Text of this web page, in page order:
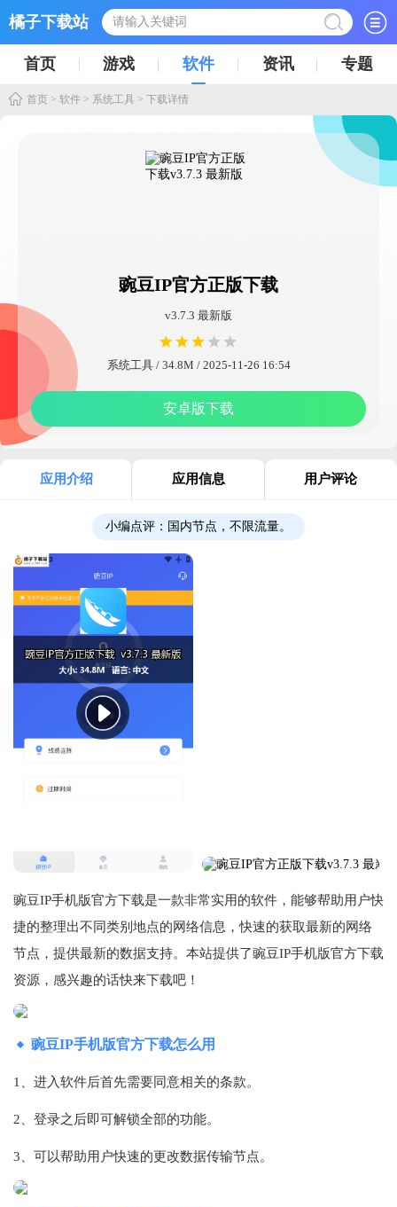
橘子下载站
首页 游戏 软件 资讯 专题
首页 > 软件 > 系统工具 > 下载详情
豌豆IP官方正版下载
v3.7.3 最新版
系统工具 / 34.8M / 2025-11-26 16:54
安卓版下载
应用介绍 应用信息 用户评论
小编点评： 国内节点，不限流量。
豌豆IP手机版官方下载是一款非常实用的软件，能够帮助用户快
捷的整理出不同类别地点的网络信息，快速的获取最新的网络
节点，提供最新的数据支持。本站提供了豌豆IP手机版官方下载
资源，感兴趣的话快来下载吧！
豌豆IP手机版官方下载怎么用
1、进入软件后首先需要同意相关的条款。
2、登录之后即可解锁全部的功能。
3、可以帮助用户快速的更改数据传输节点。